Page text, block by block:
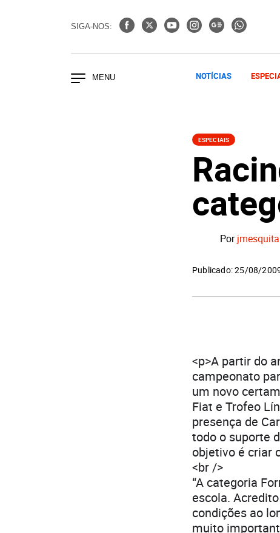
SIGA-NOS:
NOTÍCIAS
ESPECIAIS
Porjmesquita
Publicado: 25/08/
<p>A partir do
campeonato
um novo
Fiat e Trofeo
presença de
todo o suporte
objetivo é criar
<br />
“A categoria
escola.
condições ao
muito